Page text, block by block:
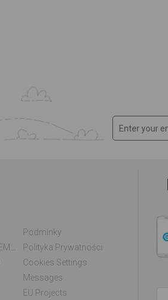
Podmínky
Polityka Prywatności
Cookies Settings
Messages
EU Projects